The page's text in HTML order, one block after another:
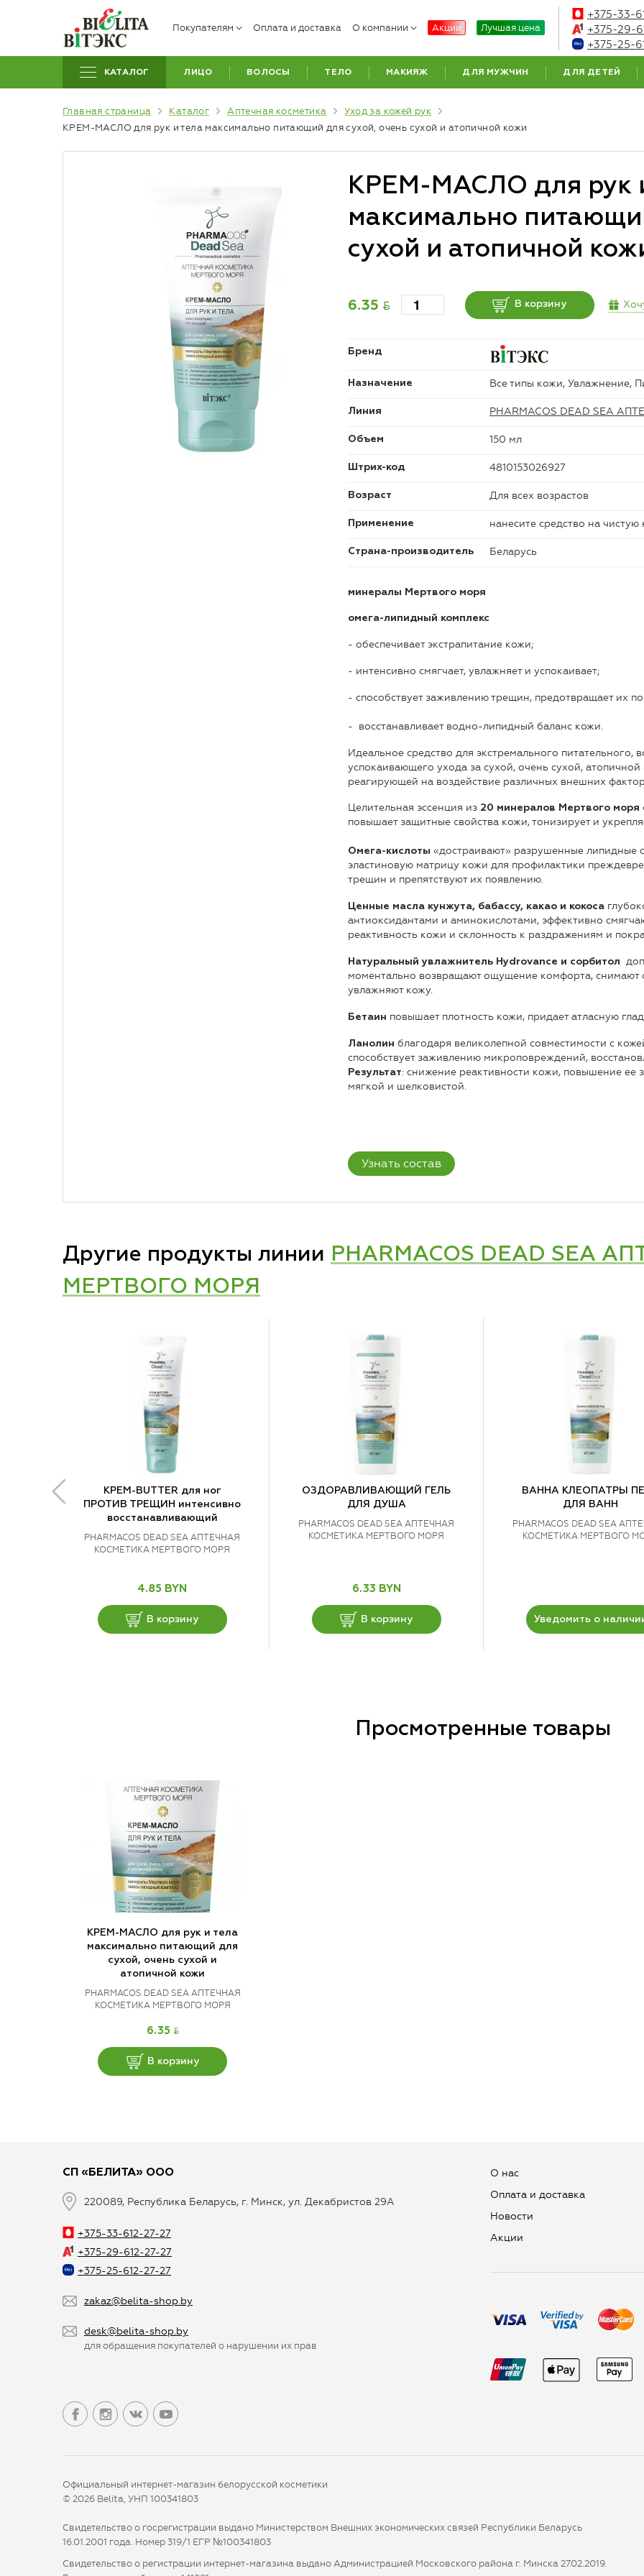
Покупателям Оплата и доставка О компании Акции Лучшая цена
+375-33-
+375-29-
+375-25-
КАТАЛОГ ЛИЦО ВОЛОСЫ ТЕЛО МАКИЯЖ ДЛЯ МУЖЧИН ДЛЯ ДЕТЕЙ
Главная страница Каталог Аптечная косметика
Уход за кожей рук
КРЕМ-МАСЛО для рук и тела максимально питающий для сухой, очень сухой и атопичной кожи
КРЕМ-МАСЛО для рук
максимально
сухой и атопичной
6.35 BYN В корзину
Бренд
Назначение Все типы кожи, Увлажнение,
Линия PHARMACOS DEAD SEA
Объем 150 мл
Штрих-код 4810153026927
Возраст Для всех возрастов
Применение нанесите средство на
Страна-производитель Беларусь
минералы Мертвого моря
омега-липидный комплекс
- обеспечивает экстрапитание кожи;
- интенсивно смягчает, увлажняет и успокаивает;
- способствует заживлению трещин, предотвращает их
- восстанавливает водно-липидный баланс кожи.
Идеальное средство для экстремального
успокаивающего ухода за сухой, очень сухой,
реагирующей на воздействие различных внешних
Целительная эссенция из 20 минералов Мертвого моря
повышает защитные свойства кожи, тонизирует и
Омега-кислоты «достраивают» разрушенные липидные
эластиновую матрицу кожи для профилактики
трещин и препятствуют их появлению.
Ценные масла кунжута, бабассу, какао и кокоса
антиоксидантами и аминокислотами, эффективно
реактивность кожи и склонность к раздражениям и
Натуральный увлажнитель Hydrovance и сорбитол
моментально возвращают ощущение комфорта, снимают
увлажняют кожу.
Бетаин повышает плотность кожи, придает атласную
Ланолин благодаря великолепной совместимости с
способствует заживлению микроповреждений,
Результат: снижение реактивности кожи, повышение ее
мягкой и шелковистой.
Узнать состав
Другие продукты линии PHARMACOS DEAD SEA
МЕРТВОГО МОРЯ
КРЕМ-BUTTER для ног
ПРОТИВ ТРЕЩИН интенсивно
восстанавливающий
PHARMACOS DEAD SEA АПТЕЧНАЯ
КОСМЕТИКА МЕРТВОГО МОРЯ
4.85 BYN
В корзину
ОЗДОРАВЛИВАЮЩИЙ ГЕЛЬ
ДЛЯ ДУША
PHARMACOS DEAD SEA АПТЕЧНАЯ
КОСМЕТИКА МЕРТВОГО МОРЯ
6.33 BYN
В корзину
ВАННА КЛЕОПАТРЫ
ДЛЯ ВАНН
PHARMACOS DEAD SEA
КОСМЕТИКА МЕРТВОГО
Уведомить о
Просмотренные товары
КРЕМ-МАСЛО для рук и тела
максимально питающий для
сухой, очень сухой и
атопичной кожи
PHARMACOS DEAD SEA АПТЕЧНАЯ
КОСМЕТИКА МЕРТВОГО МОРЯ
6.35 BYN
В корзину
СП «БЕЛИТА» ООО
220089, Республика Беларусь, г. Минск, ул. Декабристов 29А
+375-33-612-27-27
+375-29-612-27-27
+375-25-612-27-27
zakaz@belita-shop.by
desk@belita-shop.by
для обращения покупателей о нарушении их прав
О нас
Оплата и доставка
Новости
Aкции
Официальный интернет-магазин белорусской косметики
© 2026 Belita, УНП 100341803
Свидетельство о госрегистрации выдано Министерством Внешних экономических связей Республики Беларусь
16.01.2001 года. Номер 319/1 ЕГР №100341803
Свидетельство о регистрации интернет-магазина выдано Администрацией Московского района г. Минска 27.02.2019.